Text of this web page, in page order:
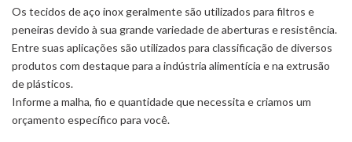
Os tecidos de aço inox geralmente são utilizados para filtros e
peneiras devido à sua grande variedade de aberturas e resistência.
Entre suas aplicações são utilizados para classificação de diversos
produtos com destaque para a indústria alimentícia e na extrusão
de plásticos.
Informe a malha, fio e quantidade que necessita e criamos um
orçamento específico para você.